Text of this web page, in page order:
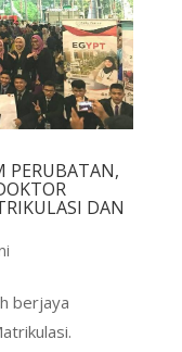
PERUBATAN,
DAN
berjaya